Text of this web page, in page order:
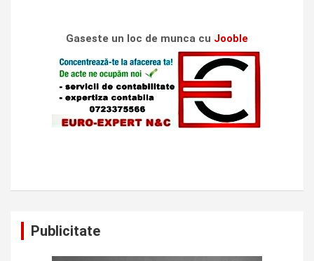
Gaseste un loc de munca cu Jooble
Publicitate